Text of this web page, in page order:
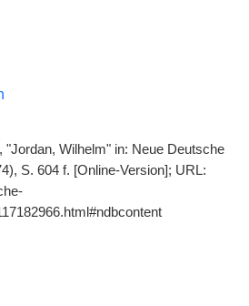
"Jordan, Wilhelm" in: Neue Deutsche
S. 604 f. [Online-Version]; URL: